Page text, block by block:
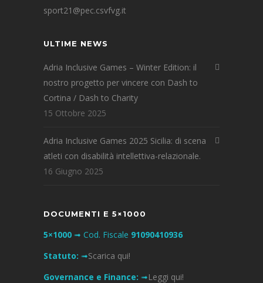
sport21@pec.csvfvg.it
ULTIME NEWS
Adria Inclusive Games – Winter Edition: il
nostro progetto per vincere con Dash to
Cortina / Dash to Charity
15 Ottobre 2025
Adria Inclusive Games 2025 Sicilia: di scena
atleti con disabilità intellettiva-relazionale.
16 Giugno 2025
DOCUMENTI E 5×1000
5×1000 ➟ Cod. Fiscale 91090410936
Statuto: ➟Scarica qui!
Governance e Finance: ➟Leggi qui!